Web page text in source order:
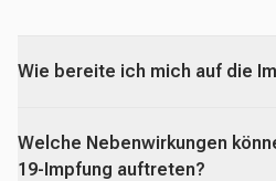
Wie bereite ich mich auf die
Welche Nebenwirkungen
19-Impfung auftreten?